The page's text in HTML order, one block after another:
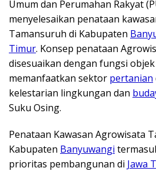
Umum dan Perumahan Rakyat
menyelesaikan penataan
Tamansuruh di Kabupaten
Timur. Konsep penataan
disesuaikan dengan fungsi
memanfaatkan sektor pertanian
kelestarian lingkungan dan
Suku Osing.
Penataan Kawasan Agrowisata
Kabupaten Banyuwangi
prioritas pembangunan di Jawa